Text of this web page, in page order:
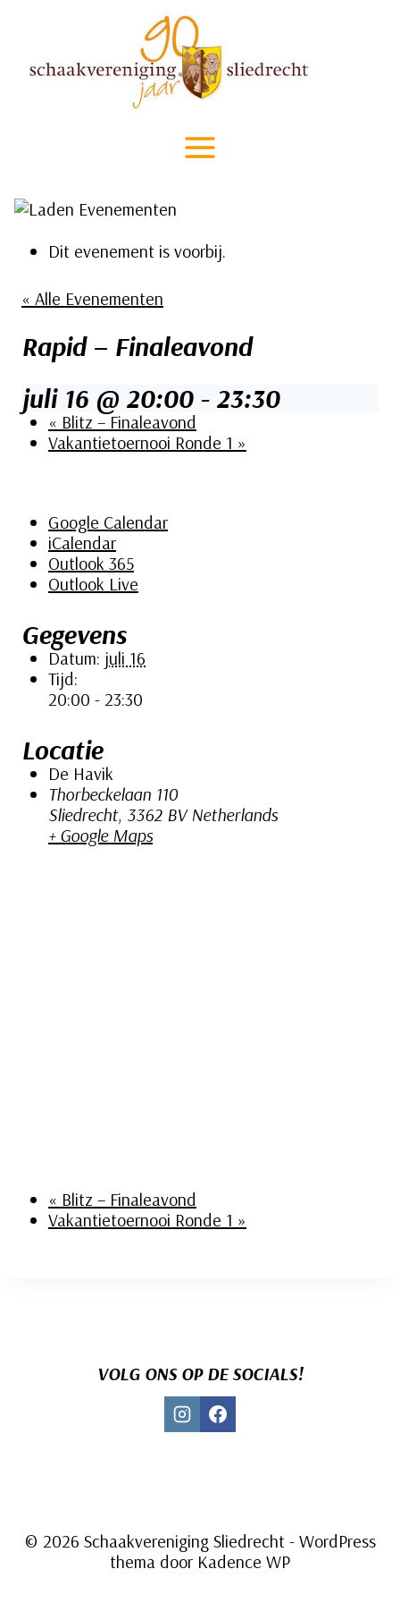
Dit evenement is voorbij.
« Alle Evenementen
Rapid – Finaleavond
juli 16 @ 20:00- 23:30
« Blitz – Finaleavond
Vakantietoernooi Ronde 1 »
Google Calendar
iCalendar
Outlook 365
Outlook Live
Gegevens
Datum: juli 16
Tijd:
20:00 - 23:30
Locatie
De Havik
Thorbeckelaan 110
Sliedrecht, 3362 BV Netherlands
+ Google Maps
« Blitz – Finaleavond
Vakantietoernooi Ronde 1 »
VOLG ONS OP DE SOCIALS!
© 2026 Schaakvereniging Sliedrecht - WordPress
thema door Kadence WP